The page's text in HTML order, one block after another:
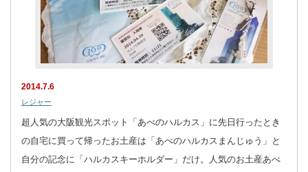
2014.7.6
レジャー
超人気の大阪観光スポット「あべのハルカス」に先日行ったとき
の自宅に買って帰ったお土産は「あべのハルカスまんじゅう」と
自分の記念に「ハルカスキーホルダー」だけ。人気のお土産あべ